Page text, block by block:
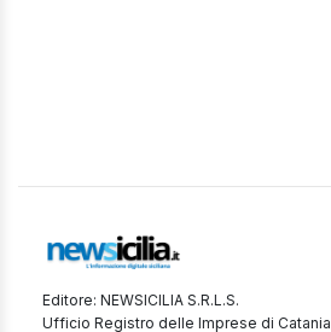
Editore: NEWSICILIA S.R.L.S.
Ufficio Registro delle Imprese di Catania